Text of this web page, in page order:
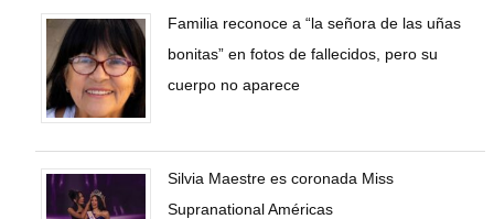
Familia reconoce a “la señora de las uñas
bonitas” en fotos de fallecidos, pero su
cuerpo no aparece
Silvia Maestre es coronada Miss
Supranational Américas